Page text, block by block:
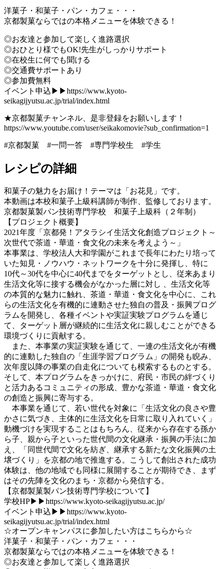
洋菓子・和菓子・パン・カフェ・・・
京都製菓ならではの本格メニューを体験できる！
◎お友達と参加して楽しく進路選択
◎おひとり様でもOK!先生がしっかりサポート
◎在校生に何でも聞ける
◎交通費サポートあり
◎参加費無料
イベント申込▶▶https://www.kyoto-
seikagijyutsu.ac.jp/trial/index.html
★京都製菓チャンネル、是非登録をお願いします！
https://www.youtube.com/user/seikakomovie?sub_confirmation=1
#京都製菓 #一問一答 #専門学校生 #学生
レシピの詳細
和菓子の魅力をお届け！テーマは「お花見」です。
本動画は本校和菓子上級科講師が制作、監修しております。
京都製菓製パン技術専門学校 和菓子上級科（２年制）
【プロジェクト概要】
2021年度「京都発！アタラシイ生活文化創造プロジェクト～
次世代で茶道・華道・食文化の未来を考えよう～」
本事業は、学校法人大和学園がこれまで長年にわたり培って
いた知見・ノウハウ・ネットワークを十分に発揮し、特に
10代～30代を中心に40代までをターゲットとし、従来あまり
生活文化等に接する機会がなかった層に対し 、生活文化等
の本質的な魅力に触れ、茶道・華道・食文化を中心に、これ
らの生活文化を有機的に連動させた独自の普及・振興プログ
ラムを開発し、各種イベントや実証実験プログラムを通じ
て、ターゲット層が継続的に生活文化に親しむことができる
環境づくりに貢献する。
また、本事業の実証実験を通じて、一連の生活文化が有機
的に連動した独自の「生涯学習プログラム」の開発も睨み、
次年度以降の事業の自走化についても模索するものとする。
そして、本プログラムをきっかけに、府民・市民の絆づくり
と活力あるコミュニティの形成、豊かな茶道・華道・食文化
の創造と振興に寄与する。
本事業を通じて、若い世代を対象に「生活文化の良さや豊
かさに気づき、主体的に生活文化を日常に取り入れていく」
動機づけを実現することはもちろん、従来から存在する孫か
ら子、親から子といった世代間の文化継承・振興の手法に加
え、「同世代間で文化を紡ぎ、継承する新たな文化振興の土
壌づくり」を京都の地で推進する。こうして創出された成功
体験は、他の地域でも同様に展開することが期待でき、まず
はその先陣を文化のまち・京都から発信する。
【京都製菓製パン技術専門学校について】
学校HP▶▶https://www.kyoto-seikagijyutsu.ac.jp/
イベント申込▶▶https://www.kyoto-
seikagijyutsu.ac.jp/trial/index.html
☆オープンキャンパスに参加したい方はこちらから☆
洋菓子・和菓子・パン・カフェ・・・
京都製菓ならではの本格メニューを体験できる！
◎お友達と参加して楽しく進路選択